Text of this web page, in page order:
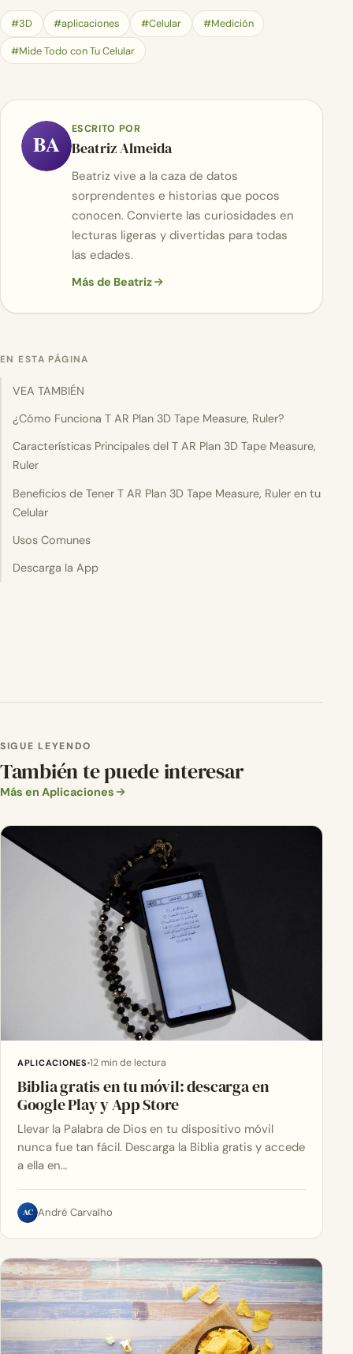
#3D #aplicaciones #Celular #Medición
#Mide Todo con Tu Celular
BA
ESCRITO POR
Beatriz Almeida
Beatriz vive a la caza de datos
sorprendentes e historias que pocos
conocen. Convierte las curiosidades en
lecturas ligeras y divertidas para todas
las edades.
Más de Beatriz
EN ESTA PÁGINA
VEA TAMBIÉN
¿Cómo Funciona T AR Plan 3D Tape Measure, Ruler?
Características Principales del T AR Plan 3D Tape Measure,
Ruler
Beneficios de Tener T AR Plan 3D Tape Measure, Ruler en tu
Celular
Usos Comunes
Descarga la App
SIGUE LEYENDO
También te puede interesar
Más en Aplicaciones
APLICACIONES 12 min de lectura
Biblia gratis en tu móvil: descarga en
Google Play y App Store
Llevar la Palabra de Dios en tu dispositivo móvil
nunca fue tan fácil. Descarga la Biblia gratis y accede
a ella en…
AC André Carvalho